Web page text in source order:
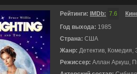
Рейтинги: IMDb: 7.6
Год выхода: 1985
Страна: США
Жанр: Детектив,
Режиссер: Аллан Аркуш,